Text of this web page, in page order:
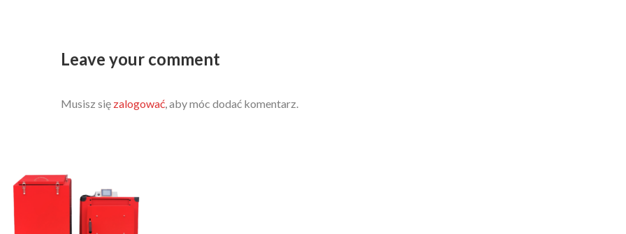
Leave your comment
Musisz się zalogować, aby móc dodać komentarz.